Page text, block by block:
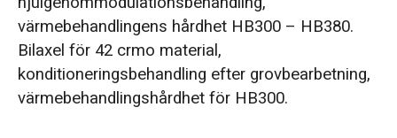
värmebehandlingens hårdhet HB300 – HB380.
Bilaxel för 42 crmo material,
konditioneringsbehandling efter grovbearbetning,
värmebehandlingshårdhet för HB300.